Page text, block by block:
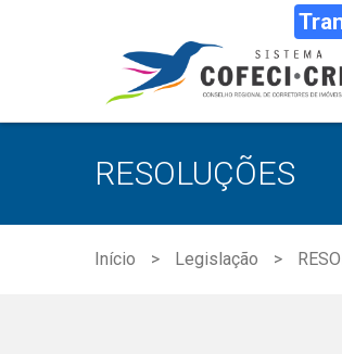
RESOLUÇÕES
Início Legislação